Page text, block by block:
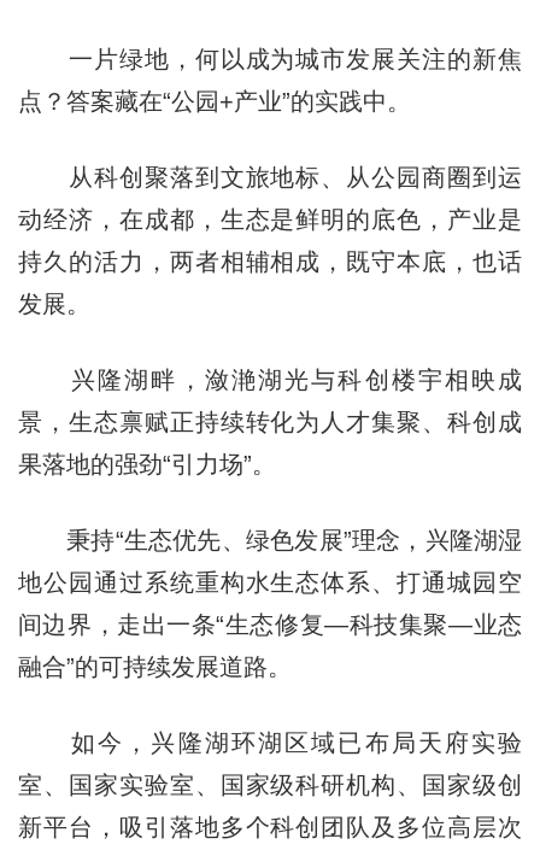
一片绿地，何以成为城市发展关注的新焦
点？答案藏在“公园+产业”的实践中。
从科创聚落到文旅地标、从公园商圈到运
动经济，在成都，生态是鲜明的底色，产业是
持久的活力，两者相辅相成，既守本底，也话
发展。
兴隆湖畔，潋滟湖光与科创楼宇相映成
景，生态禀赋正持续转化为人才集聚、科创成
果落地的强劲“引力场”。
秉持“生态优先、绿色发展”理念，兴隆湖湿
地公园通过系统重构水生态体系、打通城园空
间边界，走出一条“生态修复—科技集聚—业态
融合”的可持续发展道路。
如今，兴隆湖环湖区域已布局天府实验
室、国家实验室、国家级科研机构、国家级创
新平台，吸引落地多个科创团队及多位高层次